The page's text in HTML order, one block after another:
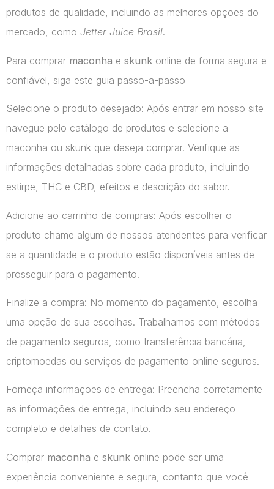
produtos de qualidade, incluindo as melhores opções do
mercado, como Jetter Juice Brasil.
Para comprar maconha e skunk online de forma segura e
confiável, siga este guia passo-a-passo
Selecione o produto desejado: Após entrar em nosso site
navegue pelo catálogo de produtos e selecione a
maconha ou skunk que deseja comprar. Verifique as
informações detalhadas sobre cada produto, incluindo
estirpe, THC e CBD, efeitos e descrição do sabor.
Adicione ao carrinho de compras: Após escolher o
produto chame algum de nossos atendentes para verificar
se a quantidade e o produto estão disponíveis antes de
prosseguir para o pagamento.
Finalize a compra: No momento do pagamento, escolha
uma opção de sua escolhas. Trabalhamos com métodos
de pagamento seguros, como transferência bancária,
criptomoedas ou serviços de pagamento online seguros.
Forneça informações de entrega: Preencha corretamente
as informações de entrega, incluindo seu endereço
completo e detalhes de contato.
Comprar maconha e skunk online pode ser uma
experiência conveniente e segura, contanto que você